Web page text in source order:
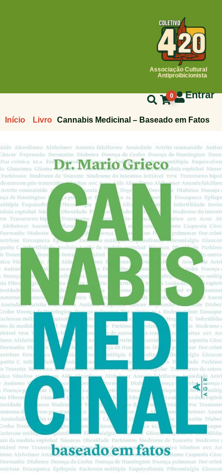
Associação Cultural
Antiproibicionista
0 Entrar
Início Livro Cannabis Medicinal – Baseado em Fatos